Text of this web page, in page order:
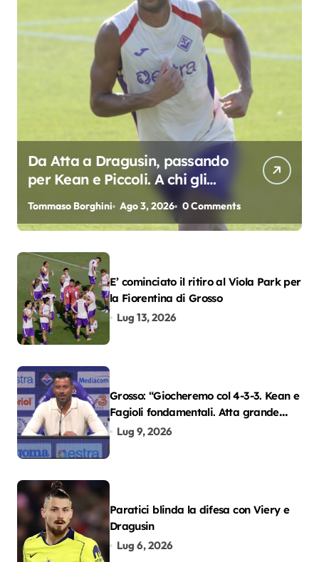
Da Atta a Dragusin, passando
per Kean e Piccoli. A chi gli
oscar del precampionato?
Tommaso Borghini Ago 3, 2026 0 Comments
E’ cominciato il ritiro al Viola Park per
la Fiorentina di Grosso
Lug 13, 2026
Grosso: “Giocheremo col 4-3-3. Kean e
Fagioli fondamentali. Atta grande
colpo”
Lug 9, 2026
Paratici blinda la difesa con Viery e
Dragusin
Lug 6, 2026